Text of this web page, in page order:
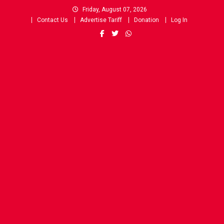
Friday, August 07, 2026
Contact Us
Advertise Tariff Donation Log In